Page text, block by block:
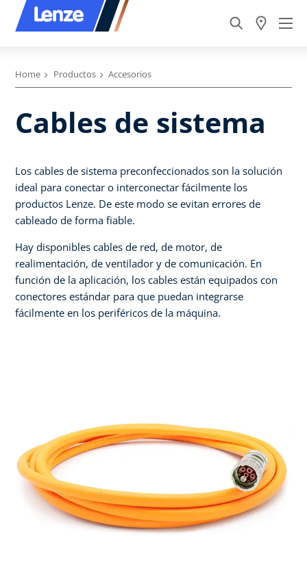
Home Productos Accesorios
Cables de sistema
Los cables de sistema preconfeccionados son la solución
ideal para conectar o interconectar fácilmente los
productos Lenze. De este modo se evitan errores de
cableado de forma fiable.
Hay disponibles cables de red, de motor, de
realimentación, de ventilador y de comunicación. En
función de la aplicación, los cables están equipados con
conectores estándar para que puedan integrarse
fácilmente en los periféricos de la máquina.